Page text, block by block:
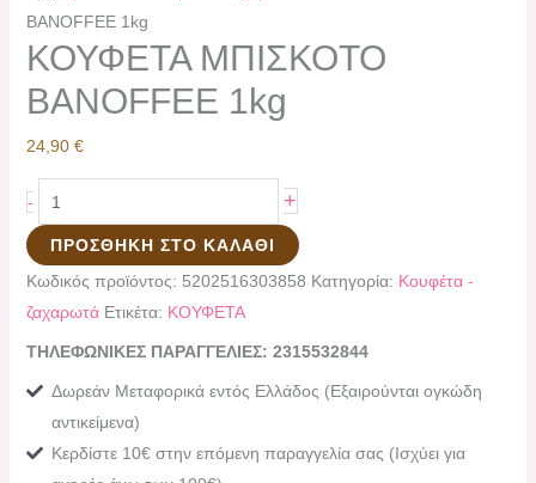
BANOFFEE 1kg
ΚΟΥΦΕΤΑ ΜΠΙΣΚΟΤΟ
BANOFFEE 1kg
24,90 €
- +
ΠΡΟΣΘΉΚΗ ΣΤΟ ΚΑΛΆΘΙ
Κωδικός προϊόντος: 5202516303858 Κατηγορία: Κουφέτα -
ζαχαρωτά Ετικέτα: ΚΟΥΦΕΤΑ
ΤΗΛΕΦΩΝΙΚΕΣ ΠΑΡΑΓΓΕΛΙΕΣ: 2315532844
Δωρεάν Μεταφορικά εντός Ελλάδος (Εξαιρούνται ογκώδη
αντικείμενα)
Κερδίστε 10€ στην επόμενη παραγγελία σας (Ισχύει για